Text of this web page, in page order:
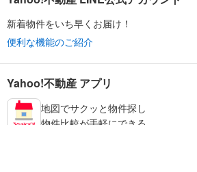
新着物件をいち早くお届け！
便利な機能のご紹介
Yahoo!不動産 アプリ
地図でサクッと物件探し
物件比較が手軽にできる